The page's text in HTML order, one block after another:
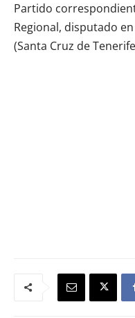
Partido
Regional, disputado
(Santa Cruz de